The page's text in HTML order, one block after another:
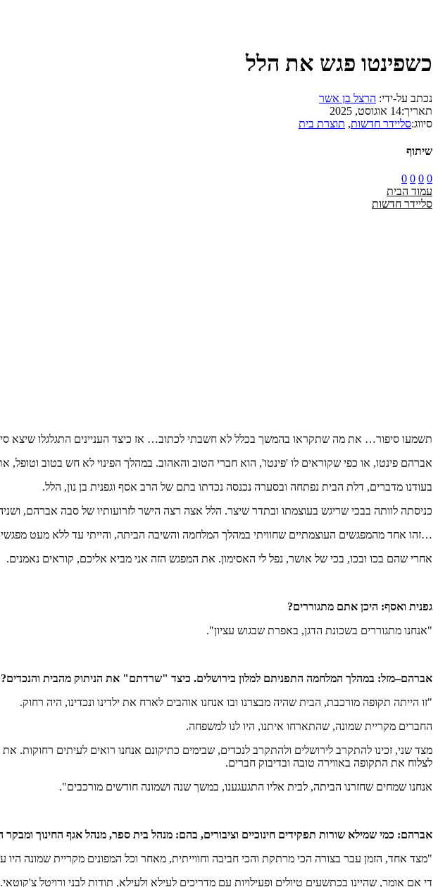
כשפינטו פגש את הלל
נכתב על-ידי: הרצל בן אשר
תאריך:14 אוגוסט, 2025
סיווג:סליידר חדשות, תוצרת בית
שיתוף
0
0
0
0
עמוד הבית
סליידר חדשות
תשמעו סיפור… את מה שתקראו בהמשך בכלל לא חשבתי לכתוב… אז כיצד העניינים התגלגלו שיצא
אברהם פינטו, או כפי שקוראים לו 'פינטו', הוא חברי הטוב והאהוב. במהלך הפינוי לא חש בטוב
בעודנו מדברים, דלת הבית נפתחה ובסערה נכנסה נכדתו בתם של הרב אסף וגפנית בן נון, הלל.
כניסתה לוותה בבכי שריגש בעוצמתו ובתדר שיצר. הלל אצה רצה הישר לזרועותיו של סבה אברהם,
…זהו אחד מהמפגשים העוצמתיים שחוויתי במהלך המלחמה והשיבה הביתה, והייתי עד ללא מעט
אחרי שהם בכו ובכו, בכי של אושר, נפל לי האסימון. את המפגש הזה אני מביא אליכם, קוראים נאמנים.
גפנית ואסף: היכן אתם מתגוררים?
"אנחנו מתגוררים בשכונת הדגן, באפרת שבגוש עציון".
אברהם–מזל: במהלך המלחמה התפניתם למלון בירושלים. כיצד "שרדתם" את הניתוק מהבית והנכדים?
"זו הייתה תקופה מורכבת, הבית שהיה מבצרנו ובו אנחנו אוהבים לארח את ילדינו ונכדינו, היה רחוק.
החברים מקריית שמונה, שהתארחו איתנו, היו לנו למשפחה.
מצד שני, זכינו להתקרב לירושלים ולהתקרב לנכדים, שבימים כתיקונם אנחנו רואים לעיתים רחוקות. את
לצלוח את התקופה באווירה טובה ובדיבוק חברים.
אנחנו שמחים שחזרנו הביתה, לבית אליו התגעגענו, במשך שנה ושמונה חודשים מורכבים".
אברהם: כמי שמילא שורות תפקידים חינוכיים וציבורים, בהם: מנהל בית ספר, מנהל אגף החינוך ומבקר
"מצד אחד, הזמן עבר בצורה הכי מרתקת והכי חביבה וחווייתית, מאחר וכל המפונים מקריית שמונה היו
די אם אומר, שהיינו בכתשעים טיולים ופעילויות עם מדריכים לעילא ולעילא, תודות לבני ורויטל צ'קוטאי.